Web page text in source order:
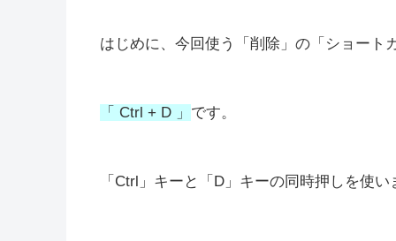
はじめに、今回使う「削除」の「ショート
「 Ctrl + D 」 です。
「Ctrl」キーと「D」キーの同時押しを使